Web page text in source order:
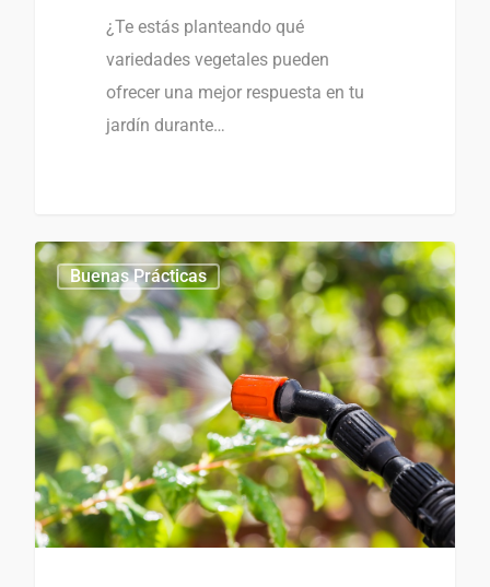
¿Te estás planteando qué
variedades vegetales pueden
ofrecer una mejor respuesta en tu
jardín durante…
Buenas Prácticas